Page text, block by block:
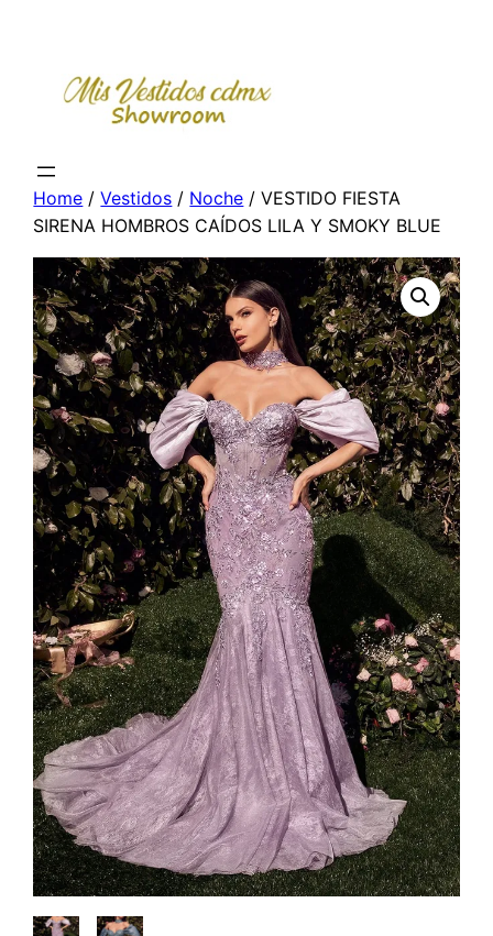
content
Home /Vestidos / Noche / VESTIDO FIESTA
SIRENA HOMBROS CAÍDOS LILA Y SMOKY BLUE